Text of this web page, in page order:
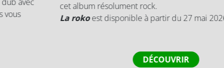
cet album résolument rock.
La roko
est disponible à partir du 27 mai 2026.
DÉCOUVRIR